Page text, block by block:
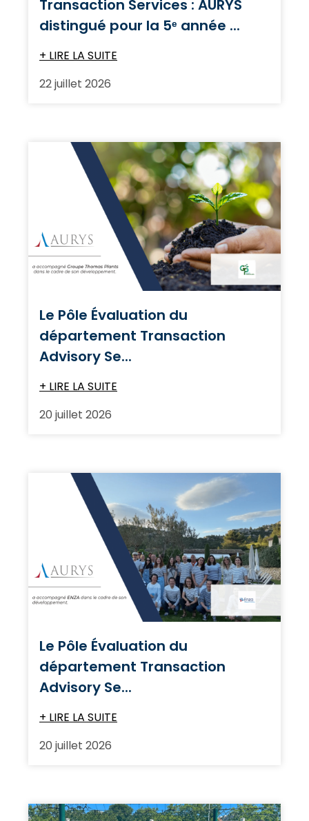
Transaction Services : AURYS
distingué pour la 5ᵉ année ...
+ LIRE LA SUITE
22 juillet 2026
Le Pôle Évaluation du
département Transaction
Advisory Se...
+ LIRE LA SUITE
20 juillet 2026
Le Pôle Évaluation du
département Transaction
Advisory Se...
+ LIRE LA SUITE
20 juillet 2026